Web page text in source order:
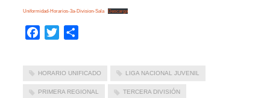
Uniformidad-Horarios-3a-Division-Sala Descarga
Facebook
Twitter
HORARIO UNIFICADO LIGA NACIONAL JUVENIL
PRIMERA REGIONAL TERCERA DIVISIÓN